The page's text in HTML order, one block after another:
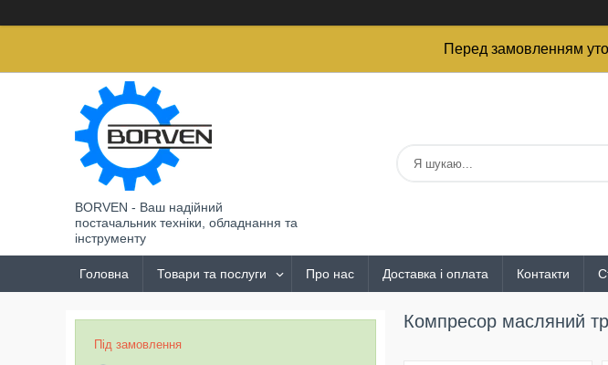
Перед замовленням
BORVEN - Ваш надійний
постачальник техніки, обладнання та
інструменту
Головна Товари та послуги Про нас Доставка і оплата Контакти
Компресор масляний
Під замовлення